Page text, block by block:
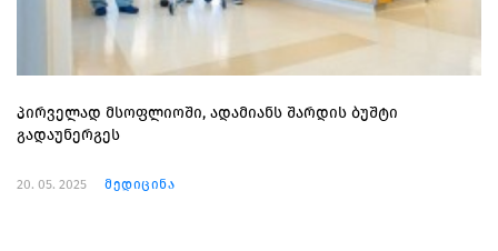
პირველად მსოფლიოში, ადამიანს შარდის ბუშტი
გადაუნერგეს
20. 05. 2025 მედიცინა